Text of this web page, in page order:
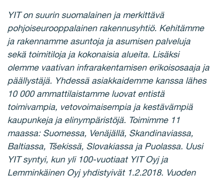
YIT on suurin suomalainen ja merkittävä
pohjoiseurooppalainen rakennusyhtiö. Kehitämme
ja rakennamme asuntoja ja asumisen palveluja
sekä toimitiloja ja kokonaisia alueita. Lisäksi
olemme vaativan infrarakentamisen erikoisosaaja ja
päällystäjä. Yhdessä asiakkaidemme kanssa lähes
10 000 ammattilaistamme luovat entistä
toimivampia, vetovoimaisempia ja kestävämpiä
kaupunkeja ja elinympäristöjä. Toimimme 11
maassa: Suomessa, Venäjällä, Skandinaviassa,
Baltiassa, Tšekissä, Slovakiassa ja Puolassa. Uusi
YIT syntyi, kun yli 100-vuotiaat YIT Oyj ja
Lemminkäinen Oyj yhdistyivät 1.2.2018. Vuoden